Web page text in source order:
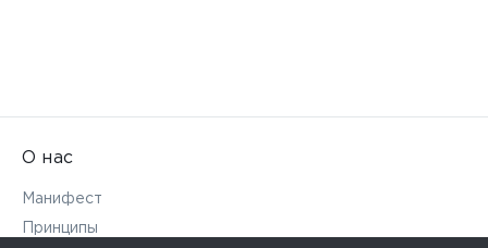
О нас
Манифест
Принципы